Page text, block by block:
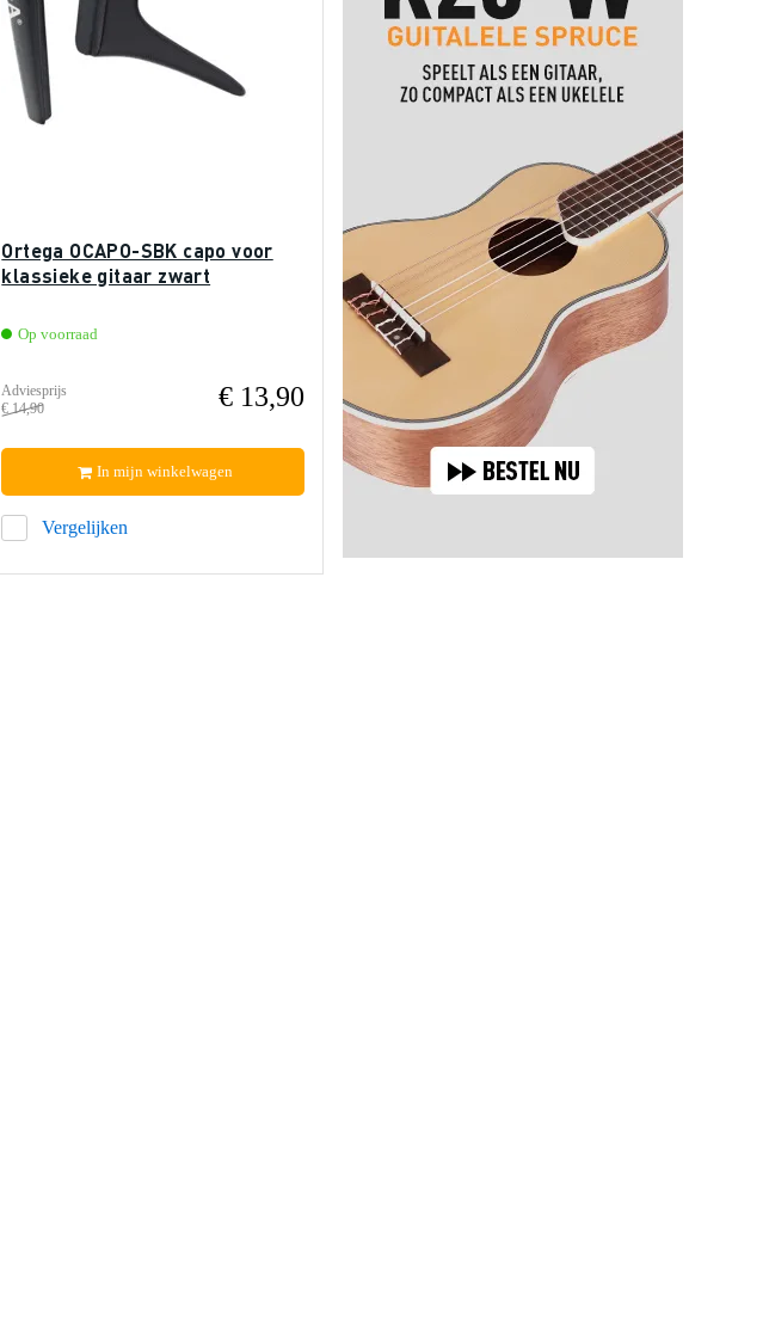
Ortega OCAPO-SBK capo voor
klassieke gitaar zwart
Op voorraad
Adviesprijs
€ 14,90
€ 13,90
Vergelijken
In mijn winkelwagen